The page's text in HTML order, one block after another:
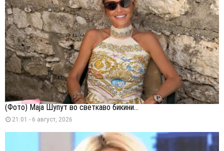
(Фото) Маја Шупут во светкаво бикини...
21:01 - 6 август, 2026